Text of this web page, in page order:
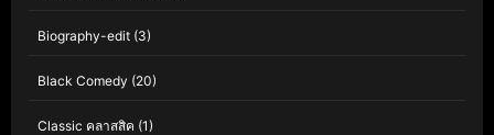
Biography-edit (3)
Black Comedy (20)
Classic คลาสสิค (1)